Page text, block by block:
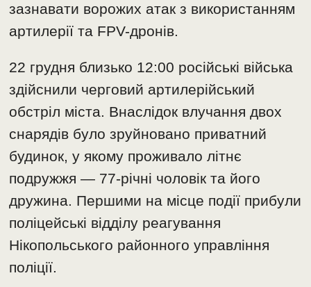
зазнавати ворожих атак з використанням
артилерії та FPV-дронів.
22 грудня близько 12:00 російські війська
здійснили черговий артилерійський
обстріл міста. Внаслідок влучання двох
снарядів було зруйновано приватний
будинок, у якому проживало літнє
подружжя — 77-річні чоловік та його
дружина. Першими на місце події прибули
поліцейські відділу реагування
Нікопольського районного управління
поліції.